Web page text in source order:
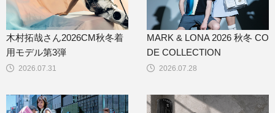
2026.07.31
木村拓哉さん2026CM秋冬着
用モデル第3弾
2026.07.28
MARK & LONA 2026 秋冬 CO
DE COLLECTION